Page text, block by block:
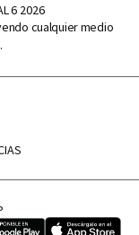
6 2026
cualquier medio